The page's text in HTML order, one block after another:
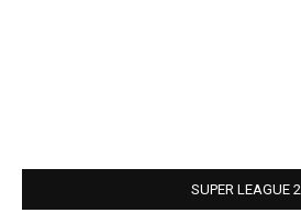
SUPER LEAGUE 2